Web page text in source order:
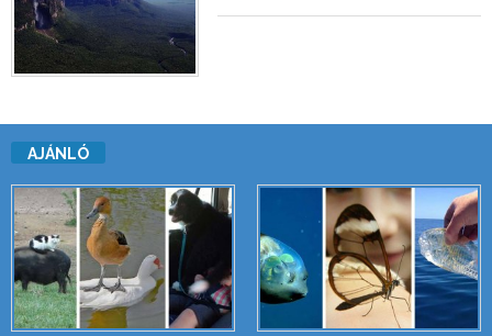
AJÁNLÓ